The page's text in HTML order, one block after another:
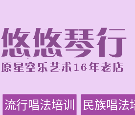
流行唱法培训 民族唱法